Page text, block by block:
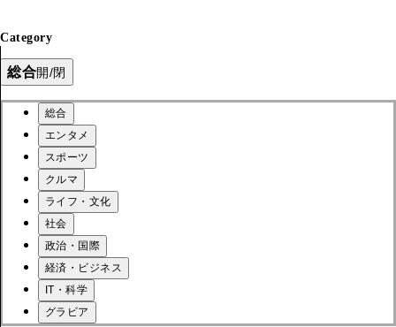
Category
総合開/閉
総合
エンタメ
スポーツ
クルマ
ライフ・文化
社会
政治・国際
経済・ビジネス
IT・科学
グラビア